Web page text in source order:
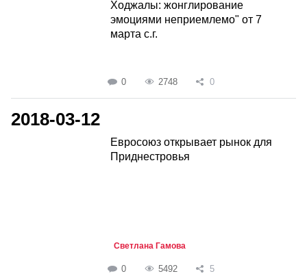
Ходжалы: жонглирование
эмоциями неприемлемо" от 7
марта с.г.
0 2748 0
2018-03-12
Евросоюз открывает рынок для
Приднестровья
Светлана Гамова
0 5492 5